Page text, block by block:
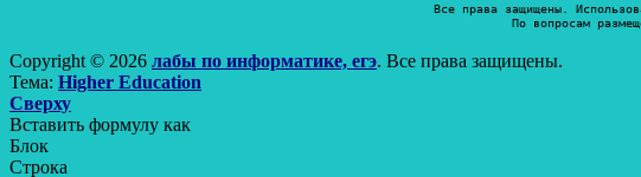
Все права защищены.
По вопросам
Copyright © 2026 лабы по информатике, егэ. Все права защищены.
Тема: Higher Education
Прокрутить
вверх
Сверху
Вставить формулу как
Блок
Строка